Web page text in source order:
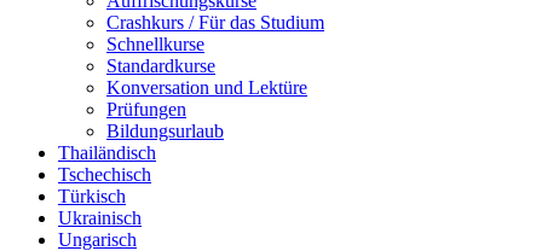
Crashkurs / Für das Studium
Schnellkurse
Standardkurse
Konversation und Lektüre
Prüfungen
Bildungsurlaub
Thailändisch
Tschechisch
Türkisch
Ukrainisch
Ungarisch